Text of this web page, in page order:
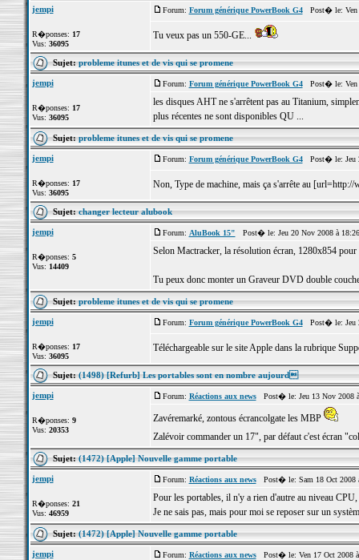
jempi
R�ponses: 17
Vus: 36095
Forum: Forum générique PowerBook G4Post� le: Ven
Tu veux pas un 550-GE...
Sujet:probleme itunes et de vis qui se promene
jempi
R�ponses: 17
Vus: 36095
Forum: Forum générique PowerBook G4Post� le: Ven
les disques AHT ne s'arrêtent pas au Titanium,
plus récentes ne sont disponibles QU ...
Sujet:probleme itunes et de vis qui se promene
jempi
R�ponses: 17
Vus: 36095
Forum: Forum générique PowerBook G4Post� le: Jeu
Non, Type de machine, mais ça s'arrête au
Sujet:changer lecteur alubook
jempi
R�ponses: 5
Vus: 14409
Forum: AluBook 15" Post� le: Jeu 20 Nov 2008 à
Selon Mactracker, la résolution écran, 1280x854
Tu peux donc monter un Graveur DVD double
Sujet:probleme itunes et de vis qui se promene
jempi
R�ponses: 17
Vus: 36095
Forum: Forum générique PowerBook G4Post� le: Jeu
Téléchargeable sur le site Apple dans la rubrique
Sujet:(1498) [Refurb] Les portables sont en nombre aujourd
jempi
R�ponses: 9
Vus: 20353
Forum: Réactions aux newsPost� le: Jeu 13 Nov 2008
Zavéremarké, zontous écrancolgate les MBP
Zalévoir commander un 17", par défaut c'est écran
Sujet:(1472) [Apple] Nouvelle gamme portable
jempi
R�ponses: 21
Vus: 46959
Forum: Réactions aux newsPost� le: Sam 18 Oct
Pour les portables, il n'y a rien d'autre au niveau
Je ne sais pas, mais pour moi se reposer sur un
Sujet:(1472) [Apple] Nouvelle gamme portable
jempi Forum: Réactions aux newsPost� le: Ven 17 Oct 2008